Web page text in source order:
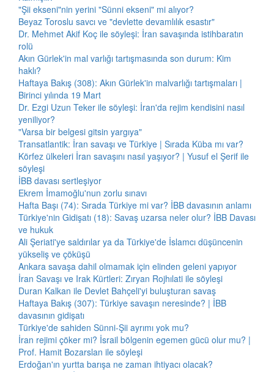
"Şii ekseni"nin yerini "Sünni ekseni" mi alıyor?
Beyaz Toroslu savcı ve "devlette devamlılık esastır"
Dr. Mehmet Akif Koç ile söyleşi: İran savaşında istihbaratın
rolü
Akın Gürlek'in mal varlığı tartışmasında son durum: Kim
haklı?
Haftaya Bakış (308): Akın Gürlek'in malvarlığı tartışmaları |
Birinci yılında 19 Mart
Dr. Ezgi Uzun Teker ile söyleşi: İran'da rejim kendisini nasıl
yeniliyor?
"Varsa bir belgesi gitsin yargıya"
Transatlantik: İran savaşı ve Türkiye | Sırada Küba mı var?
Körfez ülkeleri İran savaşını nasıl yaşıyor? | Yusuf el Şerif ile
söyleşi
İBB davası sertleşiyor
Ekrem İmamoğlu'nun zorlu sınavı
Hafta Başı (74): Sırada Türkiye mi var? İBB davasının anlamı
Türkiye'nin Gidişatı (18): Savaş uzarsa neler olur? İBB Davası
ve hukuk
Ali Şeriati'ye saldırılar ya da Türkiye'de İslamcı düşüncenin
yükseliş ve çöküşü
Ankara savaşa dahil olmamak için elinden geleni yapıyor
İran Savaşı ve Irak Kürtleri: Zıryan Rojhılati ile söyleşi
Duran Kalkan ile Devlet Bahçeli'yi buluşturan savaş
Haftaya Bakış (307): Türkiye savaşın neresinde? | İBB
davasının gidişatı
Türkiye'de sahiden Sünni-Şii ayrımı yok mu?
İran rejimi çöker mi? İsrail bölgenin egemen gücü olur mu? |
Prof. Hamit Bozarslan ile söyleşi
Erdoğan'ın yurtta barışa ne zaman ihtiyacı olacak?